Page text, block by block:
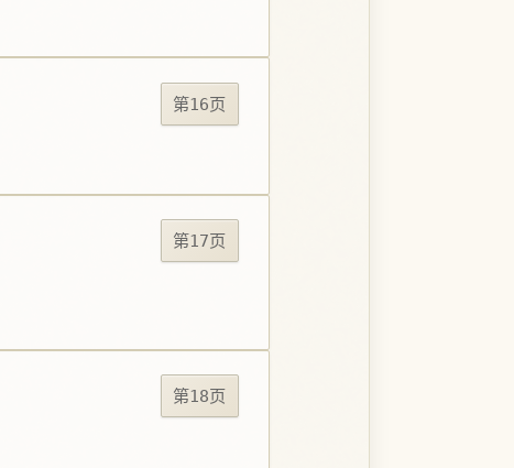
第16页
第17页
第18页